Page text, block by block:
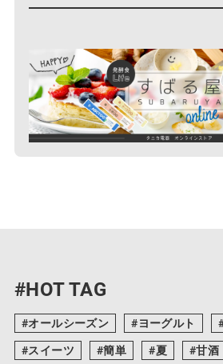
#HOT TAG
オールシーズン ヨーグルト
スイーツ
簡単 夏 甘酒